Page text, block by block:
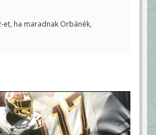
et, ha maradnak Orbánék,